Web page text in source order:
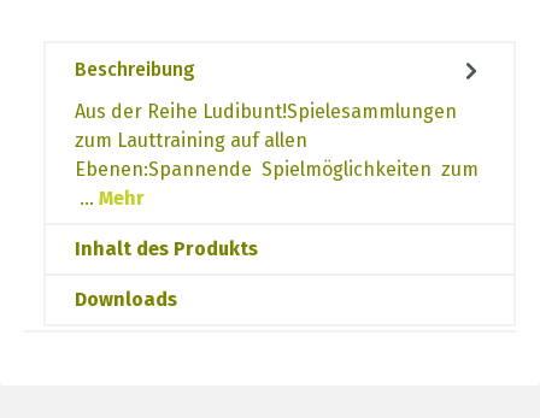
Beschreibung
Aus der Reihe Ludibunt!Spielesammlungen
zum Lauttraining auf allen
Ebenen:Spannende Spielmöglichkeiten zum
… Mehr
Inhalt des Produkts
Downloads